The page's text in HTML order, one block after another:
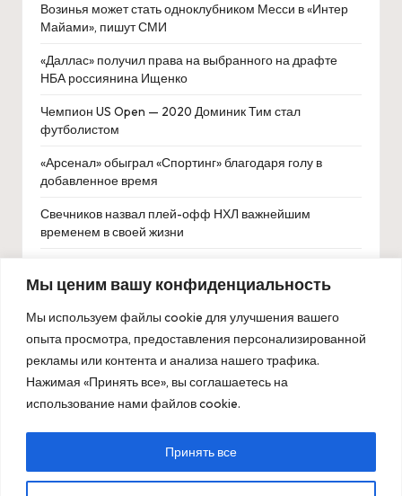
Мы ценим вашу конфиденциальность
Мы используем файлы cookie для улучшения вашего
опыта просмотра, предоставления персонализированной
рекламы или контента и анализа нашего трафика.
Нажимая «Принять все», вы соглашаетесь на
использование нами файлов cookie.
Принять все
Возинья может стать одноклубником Месси в «Интер
Майами», пишут СМИ
«Даллас» получил права на выбранного на драфте
НБА россиянина Ищенко
Чемпион US Open — 2020 Доминик Тим стал
футболистом
«Арсенал» обыграл «Спортинг» благодаря голу в
добавленное время
Свечников назвал плей-офф НХЛ важнейшим
временем в своей жизни
трехлетний контракт новичка с «Калгари Флэймз»
Махачкалинское «Динамо» признало психологические
проблемы иранского игрока
Людмила Самсонова вышла во второй раунд турнира
в Торонто
Copyright 2026 — ОлимпБет. All rights reserved.